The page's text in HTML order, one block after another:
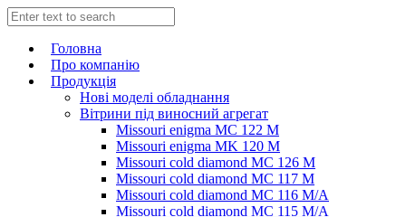
Головна
Про компанію
Продукція
Нові моделі обладнання
Вітрини під виносний агрегат
Missouri enigma MC 122 M
Missouri enigma MK 120 M
Missouri cold diamond MC 126 M
Missouri cold diamond MC 117 M
Missouri cold diamond MC 116 M/A
Missouri cold diamond MC 115 M/A